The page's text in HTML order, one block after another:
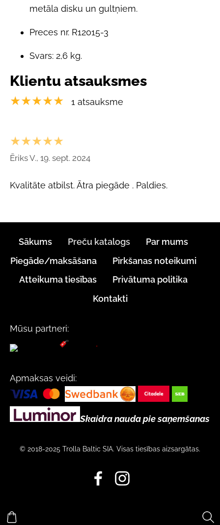
metāla disku un gultņiem.
Preces nr. R12015-3
Svars: 2,6 kg.
Klientu atsauksmes
★★★★★ 1 atsauksme
★★★★★
Ēriks V., 19. sept. 2024
Kvalitāte atbilst. Ātra piegāde . Paldies.
Sākums Preču katalogs
Par mums
Piegāde/maksāšana
Pirkšanas noteikumi
Atteikuma tiesības
Privātuma politika
Kontakti
Mūsu partneri:
Apmaksas veidi:
Skaidra nauda pie saņemšanas
© 2018-2025 Trolla Baltic SIA. Visas tiesības aizsargātas.